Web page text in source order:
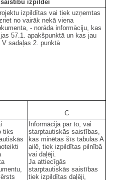
izpildei
izpildītas vai tiek uzņemtas
no vairāk nekā viena
- norāda informāciju, kas
57.1. apakšpunktā un kas jau
sadaļas 2. punktā
C
tiks
Informācija par to, vai
starptautiskās saistības,
kas minētas šīs tabulas A
ailē, tiek izpildītas pilnībā
vai daļēji.
Ja attiecīgās
starptautiskās saistības
tiek izpildītas daļēji,